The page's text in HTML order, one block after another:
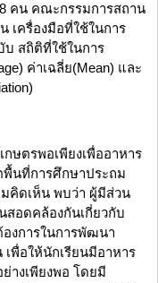
คน คณะกรรมการสถาน
เครื่องมือที่ใช้ในการ
สถิติที่ใช้ในการ
ค่าเฉลี่ย(Mean) และ
ษตรพอเพียงเพื่ออาหาร
พื้นที่การศึกษาประถม
คิดเห็น พบว่า ผู้มีส่วน
สอดคล้องกันเกี่ยวกับ
งการในการพัฒนา
เพื่อให้นักเรียนมีอาหาร
างเพียงพอ โดยมี